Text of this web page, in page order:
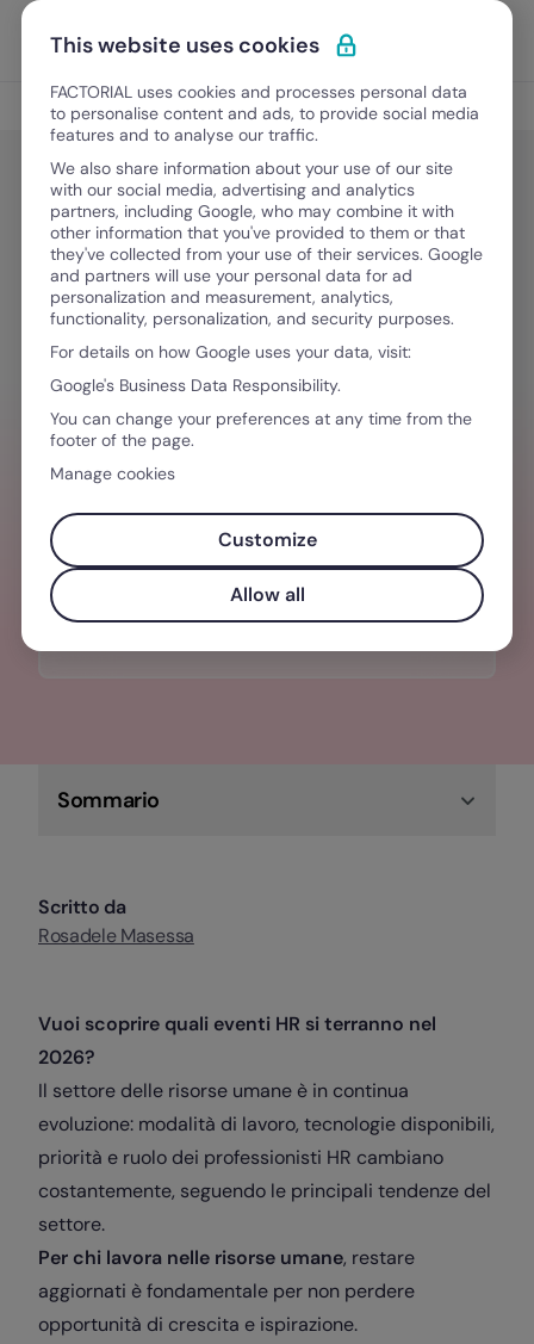
Vai al contenuto
Scopri Factorial
Gestione del personale
Gestione del personale
Gli eventi HR da non perdere nel
2026
1 Dicembre, 2025·5 minuti di lettura
HAI BISOGNO D´AIUTO PER GESTIRE I TEAM
Valorizza l'esperienza dei tuoi team con
una gestione del personale
centralizzata, semplice e veloce.
Sommario
Scritto da
Rosadele Masessa
Vuoi scoprire quali eventi HR si terranno nel
2026?
Il settore delle risorse umane è in continua
evoluzione: modalità di lavoro, tecnologie disponibili,
priorità e ruolo dei professionisti HR cambiano
costantemente, seguendo le principali tendenze del
settore.
Per chi lavora nelle risorse umane, restare
aggiornati è fondamentale per non perdere
opportunità di crescita e ispirazione.
This website uses cookies
FACTORIAL uses cookies and processes personal data
to personalise content and ads, to provide social media
features and to analyse our traffic.
We also share information about your use of our site
with our social media, advertising and analytics
partners, including Google, who may combine it with
other information that you've provided to them or that
they've collected from your use of their services. Google
and partners will use your personal data for ad
personalization and measurement, analytics,
functionality, personalization, and security purposes.
For details on how Google uses your data, visit:
Google's Business Data Responsibility.
You can change your preferences at any time from the
footer of the page.
Manage cookies
Customize
Allow all